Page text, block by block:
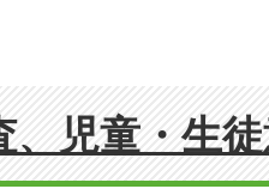
、児童・生